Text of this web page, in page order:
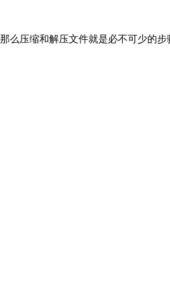
压缩和解压文件就是必不可少的